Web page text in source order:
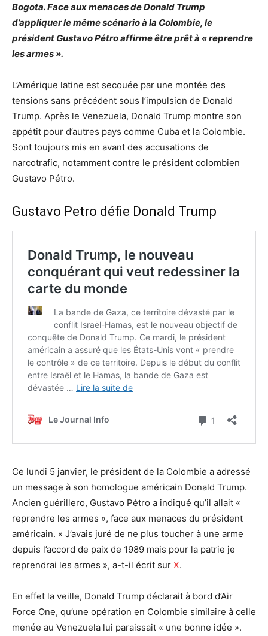
Bogota. Face aux menaces de Donald Trump
d’appliquer le même scénario à la Colombie, le
président Gustavo Pétro affirme être prêt à « reprendre
les armes ».
L’Amérique latine est secouée par une montée des
tensions sans précédent sous l’impulsion de Donald
Trump. Après le Venezuela, Donald Trump montre son
appétit pour d’autres pays comme Cuba et la Colombie.
Sont toujours mis en avant des accusations de
narcotrafic, notamment contre le président colombien
Gustavo Pétro.
Gustavo Petro défie Donald Trump
Ce lundi 5 janvier, le président de la Colombie a adressé
un message à son homologue américain Donald Trump.
Ancien guérillero, Gustavo Pétro a indiqué qu’il allait «
reprendre les armes », face aux menaces du président
américain. « J’avais juré de ne plus toucher à une arme
depuis l’accord de paix de 1989 mais pour la patrie je
reprendrai les armes », a-t-il écrit sur X.
En effet la veille, Donald Trump déclarait à bord d’Air
Force One, qu’une opération en Colombie similaire à celle
menée au Venezuela lui paraissait « une bonne idée ».